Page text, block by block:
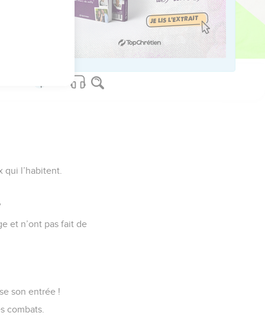
sur www.editionsbiblio.fr
qui l’habitent.
et n’ont pas fait de
son entrée !
combats.